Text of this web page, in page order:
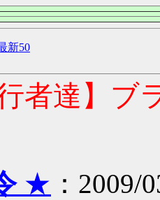
新50
行者達】
★ ：2009/